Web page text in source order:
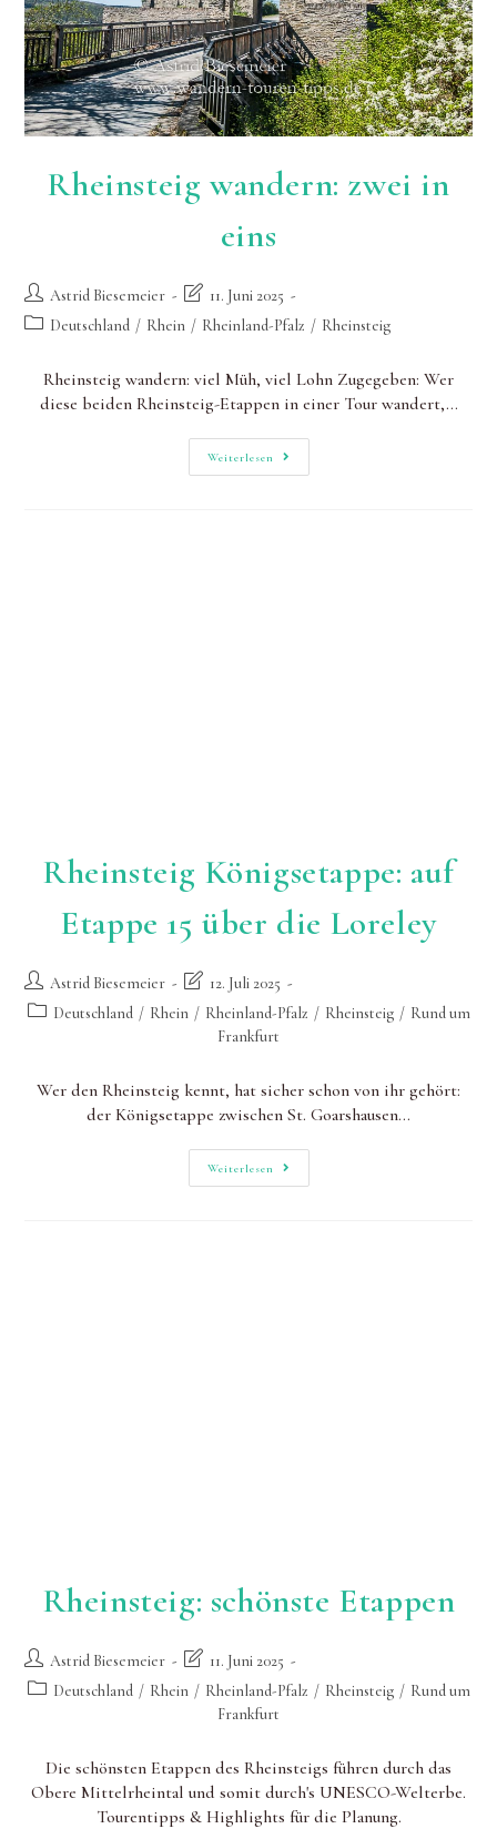
Rheinsteig wandern: zwei in
eins
Beitrags-
Autor:
Astrid Biesemeier
Beitrag
zuletzt
geändert
11. Juni 2025
Beitrags-Deutschland / Rhein / Rheinland-Pfalz / Rheinsteig
Rheinsteig wandern: viel Müh, viel Lohn Zugegeben: Wer
diese beiden Rheinsteig-Etappen in einer Tour wandert,…
Weiterlesen
Rheinsteig
Wandern:
Rheinsteig Königsetappe: auf
Etappe 15 über die Loreley
Beitrags-
Autor:
Astrid Biesemeier
Beitrag
zuletzt
geändert
12. Juli 2025
Beitrags-Deutschland / Rhein / Rheinland-Pfalz / Rheinsteig / Rund um
Frankfurt
Wer den Rheinsteig kennt, hat sicher schon von ihr gehört:
der Königsetappe zwischen St. Goarshausen…
Weiterlesen
Rheinsteig
Königsetappe:
Rheinsteig: schönste Etappen
Beitrags-
Autor:
Astrid Biesemeier
Beitrag
zuletzt
geändert
11. Juni 2025
Beitrags-Deutschland / Rhein / Rheinland-Pfalz / Rheinsteig / Rund um
Frankfurt
Die schönsten Etappen des Rheinsteigs führen durch das
Obere Mittelrheintal und somit durch's UNESCO-Welterbe.
Tourentipps & Highlights für die Planung.